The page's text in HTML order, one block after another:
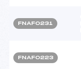
FNAF0231
FNAF0223